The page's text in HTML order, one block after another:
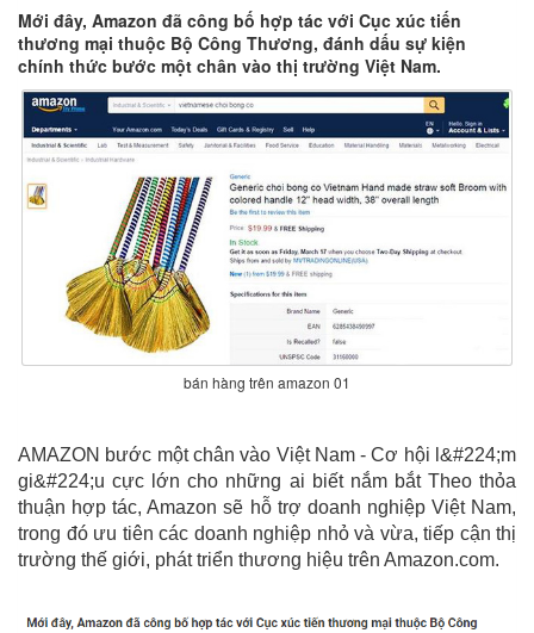
Mới đây, Amazon đã công bố hợp tác với Cục xúc tiến
thương mại thuộc Bộ Công Thương, đánh dấu sự kiện
chính thức bước một chân vào thị trường Việt Nam.
bán hàng trên amazon 01
AMAZON bước một chân vào Việt Nam - Cơ hội l&#224;m
gi&#224;u cực lớn cho những ai biết nắm bắt Theo thỏa
thuận hợp tác, Amazon sẽ hỗ trợ doanh nghiệp Việt Nam,
trong đó ưu tiên các doanh nghiệp nhỏ và vừa, tiếp cận thị
trường thế giới, phát triển thương hiệu trên Amazon.com.